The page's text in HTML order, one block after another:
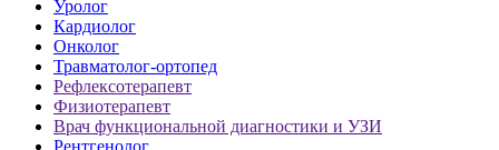
Уролог
Кардиолог
Онколог
Травматолог-ортопед
Рефлексотерапевт
Физиотерапевт
Врач функциональной диагностики и УЗИ
Рентгенолог